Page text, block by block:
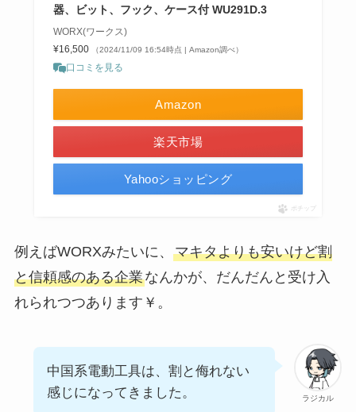
器、ビット、フック、ケース付 WU291D.3
WORX(ワークス)
¥16,500
（2024/11/09 16:54時点 | Amazon調べ）
口コミを見る
Amazon
楽天市場
Yahooショッピング
ポチップ
例えばWORXみたいに、 マキタよりも安いけど割
と信頼感のある企業なんかが、だんだんと受け入
れられつつあります￥。
ラジカル
中国系電動工具は、割と侮れない
感じになってきました。